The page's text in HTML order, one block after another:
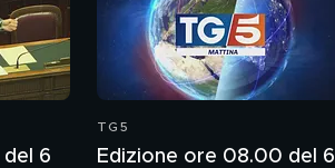
del 6
TG5
Edizione ore 08.00 del 6